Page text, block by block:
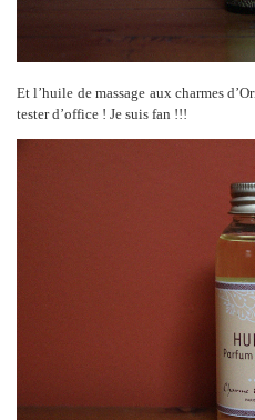
Et l’huile de massage aux charmes
tester d’office ! Je suis fan !!!